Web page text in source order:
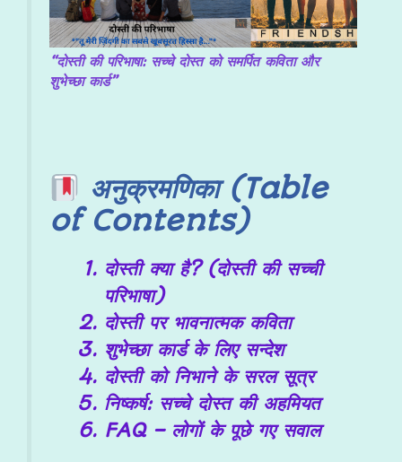
“दोस्ती की परिभाषा: सच्चे दोस्त को समर्पित कविता और
शुभेच्छा कार्ड”
अनुक्रमणिका (Table
of Contents)
दोस्ती क्या है? (दोस्ती की सच्ची
परिभाषा)
दोस्ती पर भावनात्मक कविता
शुभेच्छा कार्ड के लिए सन्देश
दोस्ती को निभाने के सरल सूत्र
निष्कर्ष: सच्चे दोस्त की अहमियत
FAQ – लोगों के पूछे गए सवाल